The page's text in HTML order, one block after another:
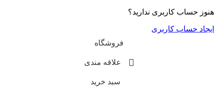
هنوز حساب کاربری ندارید؟
ایجاد حساب کاربری
فروشگاه
علاقه مندی
سبد خرید